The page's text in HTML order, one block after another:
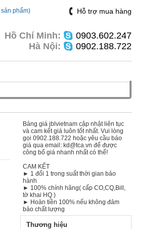
Hỗ trợ mua hàng
Hồ Chí Minh:
0903.602.247
Hà Nội:
0902.188.722
sản phẩm)
Bảng giá jblvietnam cập nhật liên tục
và cam kết giá luôn tốt nhất. Vui lòng
gọi 0902.188.722 hoặc yêu cầu báo
giá qua email: kd@tca.vn để được
công bố giá nhanh nhất có thể!
CAM KẾT
► 1 đổi 1 trong suất thời gian bảo
hành
► 100% chính hãng( cấp CO,CQ,Bill,
tờ khai HQ )
► Hoàn tiền 100% nếu không đảm
bảo chất lượng
Thương hiệu